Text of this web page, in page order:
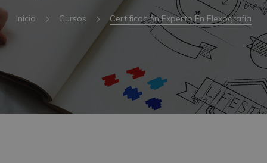
Inicio Cursos Certificación Experto En Flexografía